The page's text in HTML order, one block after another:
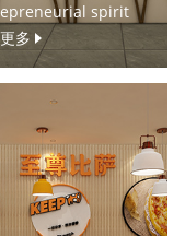
spirit
多